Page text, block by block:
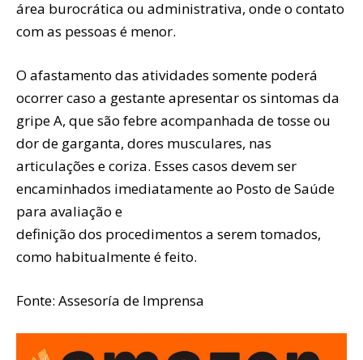
área burocrática ou administrativa, onde o contato
com as pessoas é menor.
O afastamento das atividades somente poderá
ocorrer caso a gestante apresentar os sintomas da
gripe A, que são febre acompanhada de tosse ou
dor de garganta, dores musculares, nas
articulações e coriza. Esses casos devem ser
encaminhados imediatamente ao Posto de Saúde
para avaliação e
definição dos procedimentos a serem tomados,
como habitualmente é feito.
Fonte: Assesoría de Imprensa